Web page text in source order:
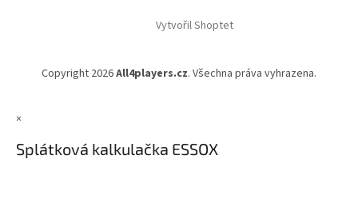
Vytvořil Shoptet
Copyright 2026All4players.cz. Všechna práva vyhrazena.
×
Splátková kalkulačka ESSOX